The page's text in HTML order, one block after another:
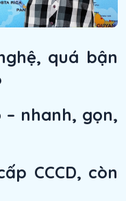
quá bận
nhanh, gọn,
CCCD, còn